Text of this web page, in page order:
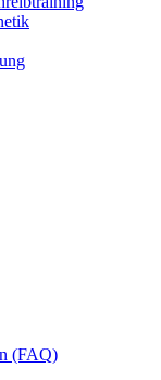
(FAQ)